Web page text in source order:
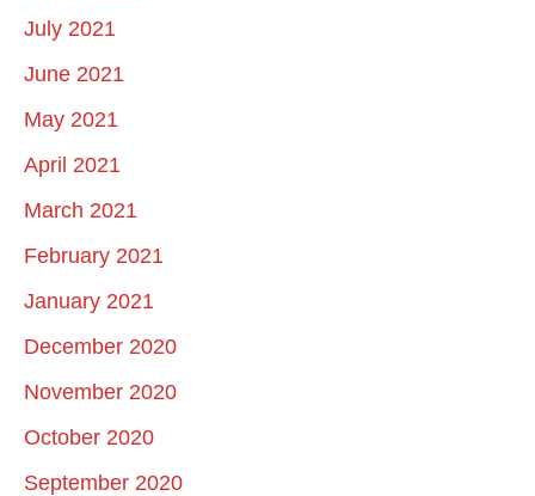
July 2021
June 2021
May 2021
April 2021
March 2021
February 2021
January 2021
December 2020
November 2020
October 2020
September 2020